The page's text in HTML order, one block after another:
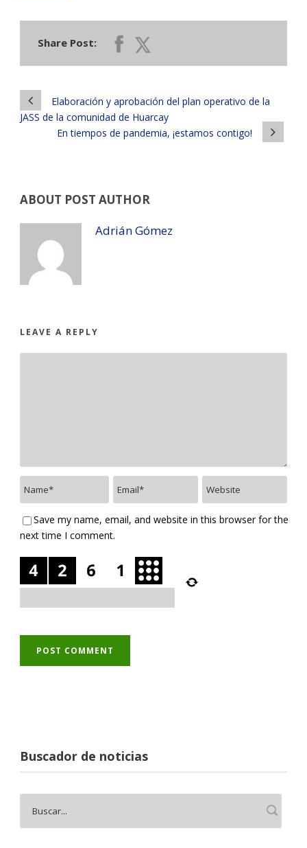
Share Post:
Elaboración y aprobación del plan operativo de la
JASS de la comunidad de Huarcay
En tiempos de pandemia, ¡estamos contigo!
ABOUT POST AUTHOR
Adrián Gómez
LEAVE A REPLY
Save my name, email, and website in this browser for the
next time I comment.
Buscador de noticias